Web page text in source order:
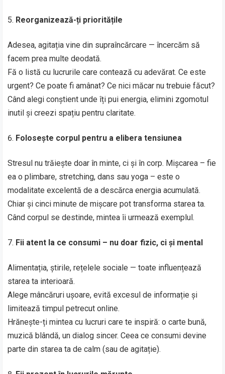
Reorganizează-ți prioritățile
Adesea, agitația vine din supraîncărcare — încercăm să
facem prea multe deodată.
Fă o listă cu lucrurile care contează cu adevărat. Ce este
urgent? Ce poate fi amânat? Ce nici măcar nu trebuie făcut?
Când alegi conștient unde îți pui energia, elimini zgomotul
inutil și creezi spațiu pentru claritate.
Folosește corpul pentru a elibera tensiunea
Stresul nu trăiește doar în minte, ci și în corp. Mișcarea – fie
ea o plimbare, stretching, dans sau yoga – este o
modalitate excelentă de a descărca energia acumulată.
Chiar și cinci minute de mișcare pot transforma starea ta.
Când corpul se destinde, mintea îi urmează exemplul.
Fii atent la ce consumi – nu doar fizic, ci și mental
Alimentația, știrile, rețelele sociale — toate influențează
starea ta interioară.
Alege mâncăruri ușoare, evită excesul de informație și
limitează timpul petrecut online.
Hrănește-ți mintea cu lucruri care te inspiră: o carte bună,
muzică blândă, un dialog sincer. Ceea ce consumi devine
parte din starea ta de calm (sau de agitație).